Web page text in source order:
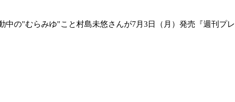
中の"むらみゆ"こと村島未悠さんが7月3日（月）発売『週刊プレ